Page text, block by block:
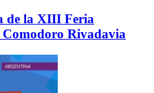
de la XIII Feria
Rivadavia